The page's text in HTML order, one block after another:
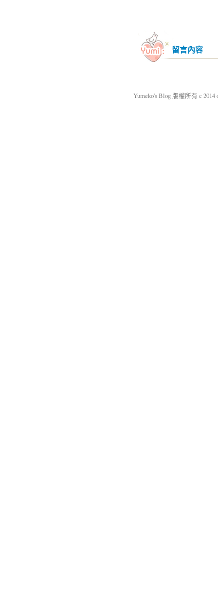
留言內容
Yumeko's Blog 版權所有 c